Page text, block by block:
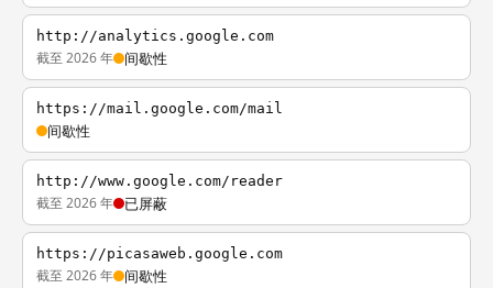
http://analytics.google.com
截至 2026 年 间歇性
https://mail.google.com/mail
间歇性
http://www.google.com/reader
截至 2026 年 已屏蔽
https://picasaweb.google.com
截至 2026 年 间歇性